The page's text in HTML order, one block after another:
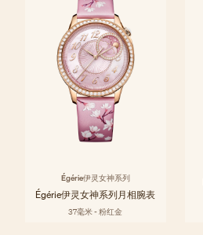
Égérie伊灵女神系列
Égérie伊灵女神系列月相腕表
37毫米 - 粉红金